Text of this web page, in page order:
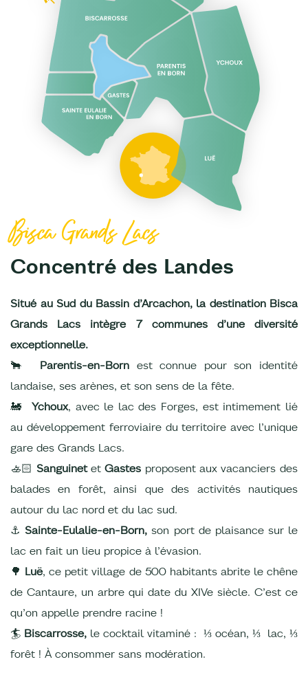
Bisca Grands Lacs
Concentré des Landes
Situé au Sud du Bassin d’Arcachon, la destination Bisca
Grands Lacs intègre 7 communes d’une diversité
exceptionnelle.
🐂 Parentis-en-Bornest connue pour son identité
landaise, ses arènes, et son sens de la fête.
🚂 Ychoux, avec le lac des Forges, est intimement lié
au développement ferroviaire du territoire avec l’unique
gare des Grands Lacs.
🚣🏻 SanguinetetGastes proposent aux vacanciers des
balades en forêt, ainsi que des activités nautiques
autour du lac nord et du lac sud.
⚓Sainte-Eulalie-en-Born,son port de plaisance sur le
lac en fait un lieu propice à l’évasion.
🌳 Luë, ce petit village de 500 habitants abrite le chêne
de Cantaure, un arbre qui date du XIVe siècle. C’est ce
qu’on appelle prendre racine !
🏄 Biscarrosse, le cocktail vitaminé : ⅓ océan, ⅓ lac, ⅓
forêt ! À consommer sans modération.